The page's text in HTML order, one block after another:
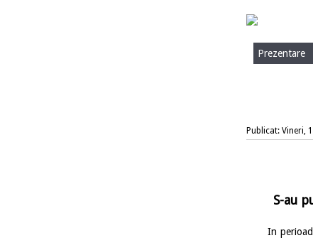
Prezentare
Publicat: Vineri,
S-au
In perioada